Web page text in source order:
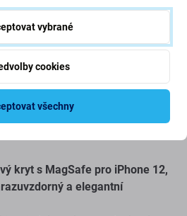
a vrácení Recenze (3)
kryt s MagSafe pro iPhone 12,
a elegantní
vybrané
cookies
všechny